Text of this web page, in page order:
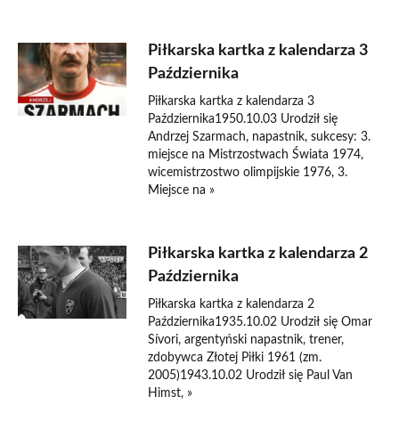
Piłkarska kartka z kalendarza 3
Października
Piłkarska kartka z kalendarza 3
Października1950.10.03 Urodził się
Andrzej Szarmach, napastnik, sukcesy: 3.
miejsce na Mistrzostwach Świata 1974,
wicemistrzostwo olimpijskie 1976, 3.
Miejsce na »
Piłkarska kartka z kalendarza 2
Października
Piłkarska kartka z kalendarza 2
Października1935.10.02 Urodził się Omar
Sívori, argentyński napastnik, trener,
zdobywca Złotej Piłki 1961 (zm.
2005)1943.10.02 Urodził się Paul Van
Himst, »